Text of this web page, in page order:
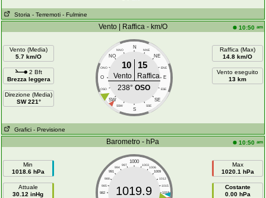
Storia - Terremoti - Fulmine
Vento | Raffica - km/O 10:50 am
Vento (Media)
5.7 km/O
2 Bft
Brezza leggera
Direzione (Media)
SW 221°
N
NNO NNE
NO NE
ONO ENE
O E
OSO ESE
SW SE
SSW SSE
S
10 15
Vento
Raffica
238°OSO
Raffica (Max)
14.8 km/O
Vento eseguito
13 km
Grafici - Previsione
Barometro - hPa 10:50 am
Min
1018.6 hPa
Attuale
30.12 inHg
1000
997 1003
994
1006
991
1009
988
1012
985
1015
982
1018
1019.9
Max
1020.1 hPa
Costante
0.00 hPa